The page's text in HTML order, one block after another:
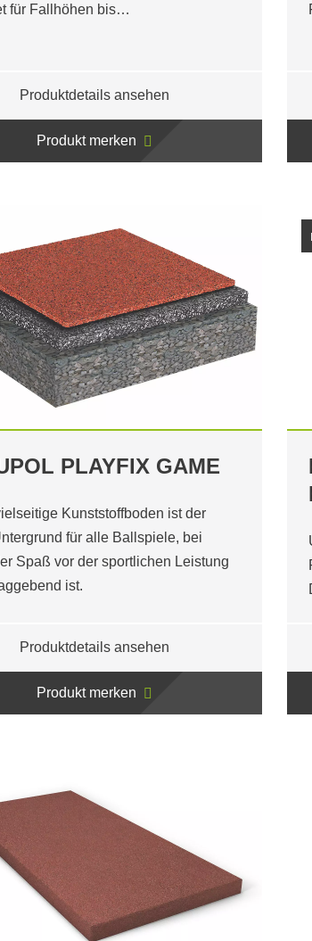
für Fallhöhen bis…
Produktdetails ansehen
Produkt merken
PLAYFIX GAME
Kunststoffboden ist der
für alle Ballspiele, bei
Spaß vor der sportlichen Leistung
ist.
Produktdetails ansehen
Produkt merken